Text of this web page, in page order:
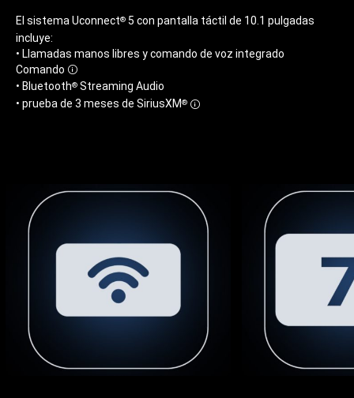
El sistema Uconnect® 5 con pantalla táctil de 10.1 pulgadas
incluye:
• Llamadas manos libres y comando de voz integrado
Comando
Disclosure
• Bluetooth® Streaming Audio
• prueba de 3 meses de SiriusXM®
Disclosure